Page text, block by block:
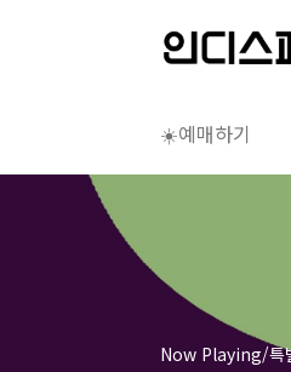
☀️예매하기
Now Playing/특